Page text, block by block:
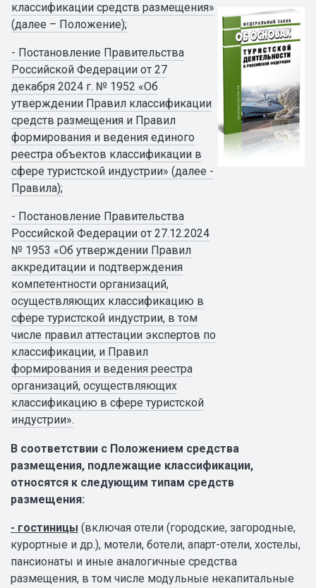
классификации средств размещения»
(далее – Положение);
- Постановление Правительства
Российской Федерации от 27
декабря 2024 г. № 1952 «Об
утверждении Правил классификации
средств размещения и Правил
формирования и ведения единого
реестра объектов классификации в
сфере туристской индустрии» (далее -
Правила);
- Постановление Правительства
Российской Федерации от 27.12.2024
№ 1953 «Об утверждении Правил
аккредитации и подтверждения
компетентности организаций,
осуществляющих классификацию в
сфере туристской индустрии, в том
числе правил аттестации экспертов по
классификации, и Правил
формирования и ведения реестра
организаций, осуществляющих
классификацию в сфере туристской
индустрии».
В соответствии с Положением средства
размещения, подлежащие классификации,
относятся к следующим типам средств
размещения:
- гостиницы (включая отели (городские, загородные,
курортные и др.), мотели, ботели, апарт-отели, хостелы,
пансионаты и иные аналогичные средства
размещения, в том числе модульные некапитальные